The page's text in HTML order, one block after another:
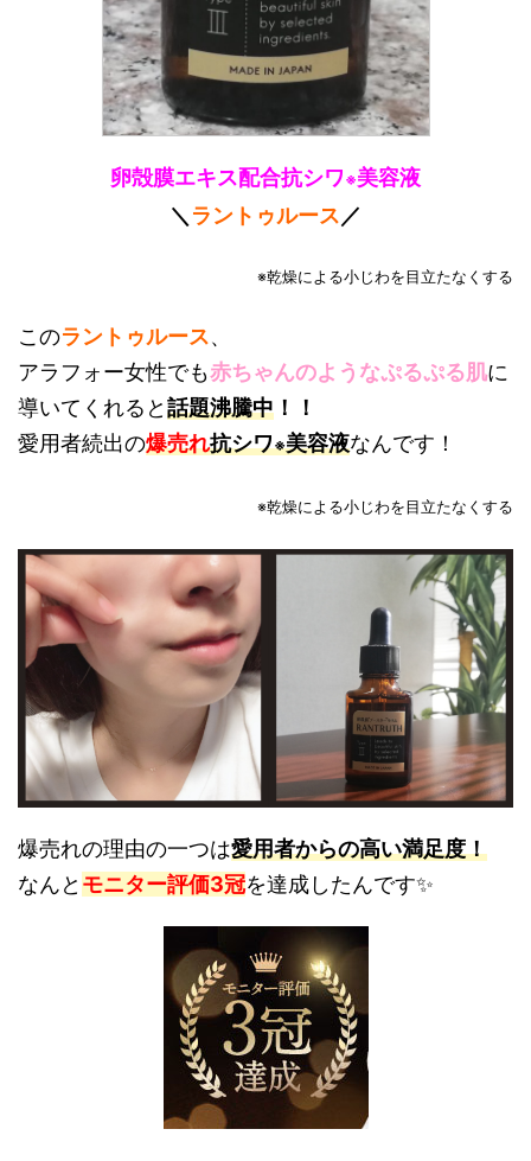
卵殻膜エキス配合抗シワ ※美容液
＼ ラントゥルース／
※乾燥による小じわを目立たなくする
このラントゥルース、
アラフォー女性でも赤ちゃんのようなぷるぷる肌に
導いてくれると話題沸騰中 ！！
愛用者続出の爆売れ抗シワ※美容液なんです！
※乾燥による小じわを目立たなくする
爆売れの理由の一つは愛用者からの高い満足度！
なんと モニター評価3冠を達成したんです✨